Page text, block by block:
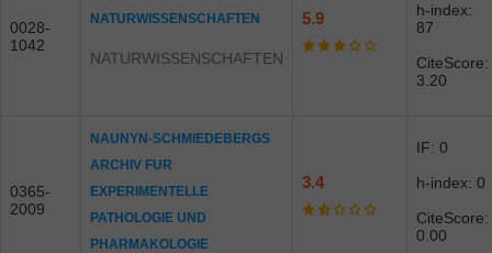
0028-
1042
NATURWISSENSCHAFTEN
NATURWISSENSCHAFTEN
5.9
h-index:
87
CiteScore:
3.20
0365-
2009
NAUNYN-SCHMIEDEBERGS
ARCHIV FUR
EXPERIMENTELLE
PATHOLOGIE UND
PHARMAKOLOGIE
3.4
IF: 0
h-index: 0
CiteScore:
0.00